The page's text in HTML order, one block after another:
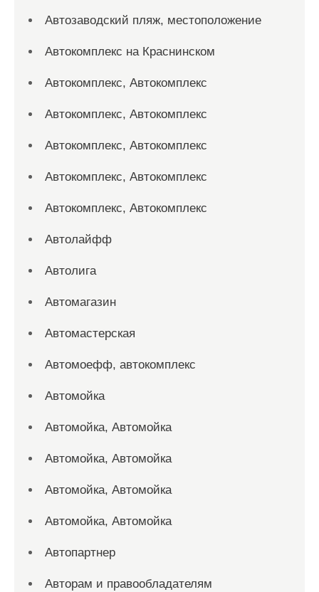
Автозаводский пляж, местоположение
Автокомплекс на Краснинском
Автокомплекс, Автокомплекс
Автокомплекс, Автокомплекс
Автокомплекс, Автокомплекс
Автокомплекс, Автокомплекс
Автокомплекс, Автокомплекс
Автолайфф
Автолига
Автомагазин
Автомастерская
Автомоефф, автокомплекс
Автомойка
Автомойка, Автомойка
Автомойка, Автомойка
Автомойка, Автомойка
Автомойка, Автомойка
Автопартнер
Авторам и правообладателям